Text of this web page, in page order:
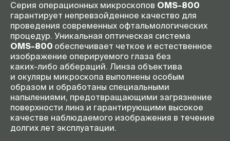
Серия операционных микроскопов OMS-800
гарантирует непревзойденное качество для
проведения современных офтальмологических
процедур. Уникальная оптическая система
OMS-800 обеспечивает четкое и естественное
изображение оперируемого глаза без
каких-либо аббераций. Линза объектива
и окуляры микроскопа выполнены особым
образом и обработаны специальными
напылениями, предотвращающими загрязнение
поверхности линз и гарантирующими высокое
качестве наблюдаемого изображения в течение
долгих лет эксплуатации.